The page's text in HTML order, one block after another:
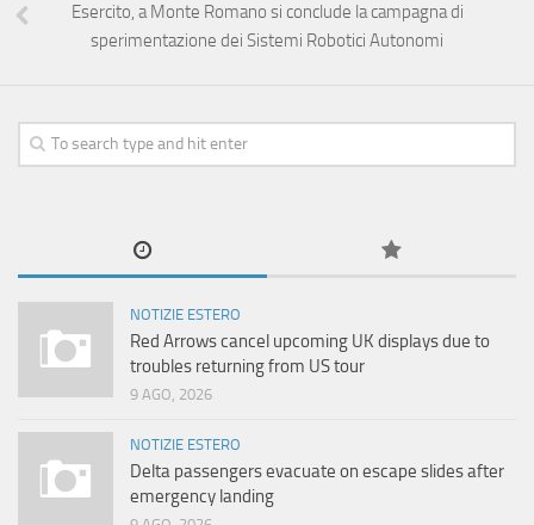
Esercito, a Monte Romano si conclude la campagna di
sperimentazione dei Sistemi Robotici Autonomi
NOTIZIE ESTERO
Red Arrows cancel upcoming UK displays due to
troubles returning from US tour
9 AGO, 2026
NOTIZIE ESTERO
Delta passengers evacuate on escape slides after
emergency landing